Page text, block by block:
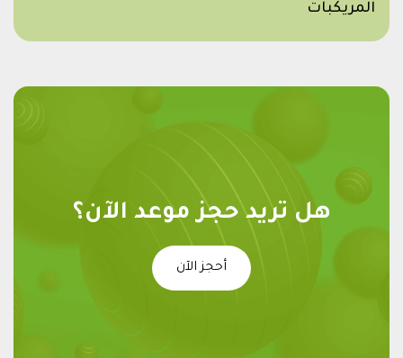
المريكبات
هل تريد حجز موعد الآن؟
أحجز الآن